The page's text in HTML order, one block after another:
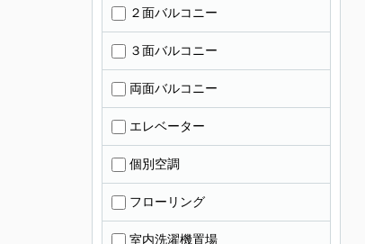
２面バルコニー
３面バルコニー
両面バルコニー
エレベーター
個別空調
フローリング
室内洗濯機置場